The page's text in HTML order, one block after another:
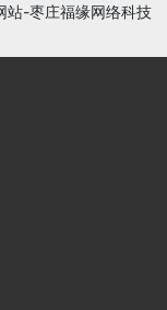
站-枣庄福缘网络科技